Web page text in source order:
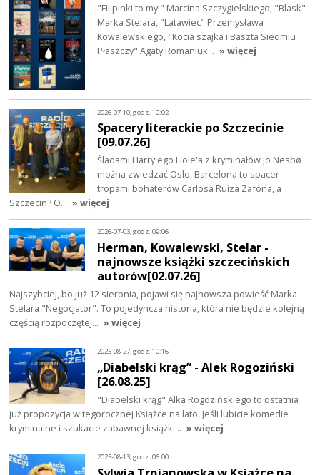
"Filipinki to my!" Marcina Szczygielskiego, "Blask"
Marka Stelara, "Latawiec" Przemysława
Kowalewskiego, "Kocia szajka i Baszta Siedmiu
Płaszczy" Agaty Romaniuk… » więcej
2026-07-10, godz. 10:02
Spacery literackie po Szczecinie
[09.07.26]
Śladami Harry'ego Hole'a z kryminałów Jo Nesbø
można zwiedzać Oslo, Barcelona to spacer
tropami bohaterów Carlosa Ruiza Zafóna, a
Szczecin? O… » więcej
2026-07-03, godz. 09:06
Herman, Kowalewski, Stelar -
najnowsze książki szczecińskich
autorów[02.07.26]
Najszybciej, bo już 12 sierpnia, pojawi się najnowsza powieść Marka
Stelara "Negocjator". To pojedyncza historia, która nie będzie kolejną
częścią rozpoczętej… » więcej
2025-08-27, godz. 10:16
„Diabelski krąg” - Alek Rogoziński
[26.08.25]
"Diabelski krąg" Alka Rogozińskiego to ostatnia
już propozycja w tegorocznej Książce na lato. Jeśli lubicie komedie
kryminalne i szukacie zabawnej książki… » więcej
2025-08-13, godz. 06:00